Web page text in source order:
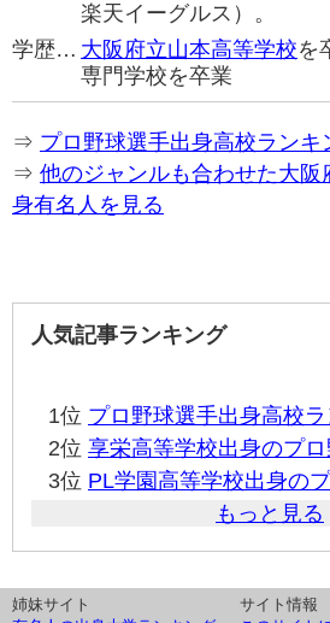
楽天イーグルス）。
学歴… 大阪府立山本高等学校を
専門学校を卒業
⇒ プロ野球選手出身高校ランキ
⇒ 他のジャンルも合わせた大阪
身有名人を見る
人気記事ランキング
1位 プロ野球選手出身高校
2位 享栄高等学校出身のプ
3位 PL学園高等学校出身の
もっと見る
姉妹サイト
サイト情報